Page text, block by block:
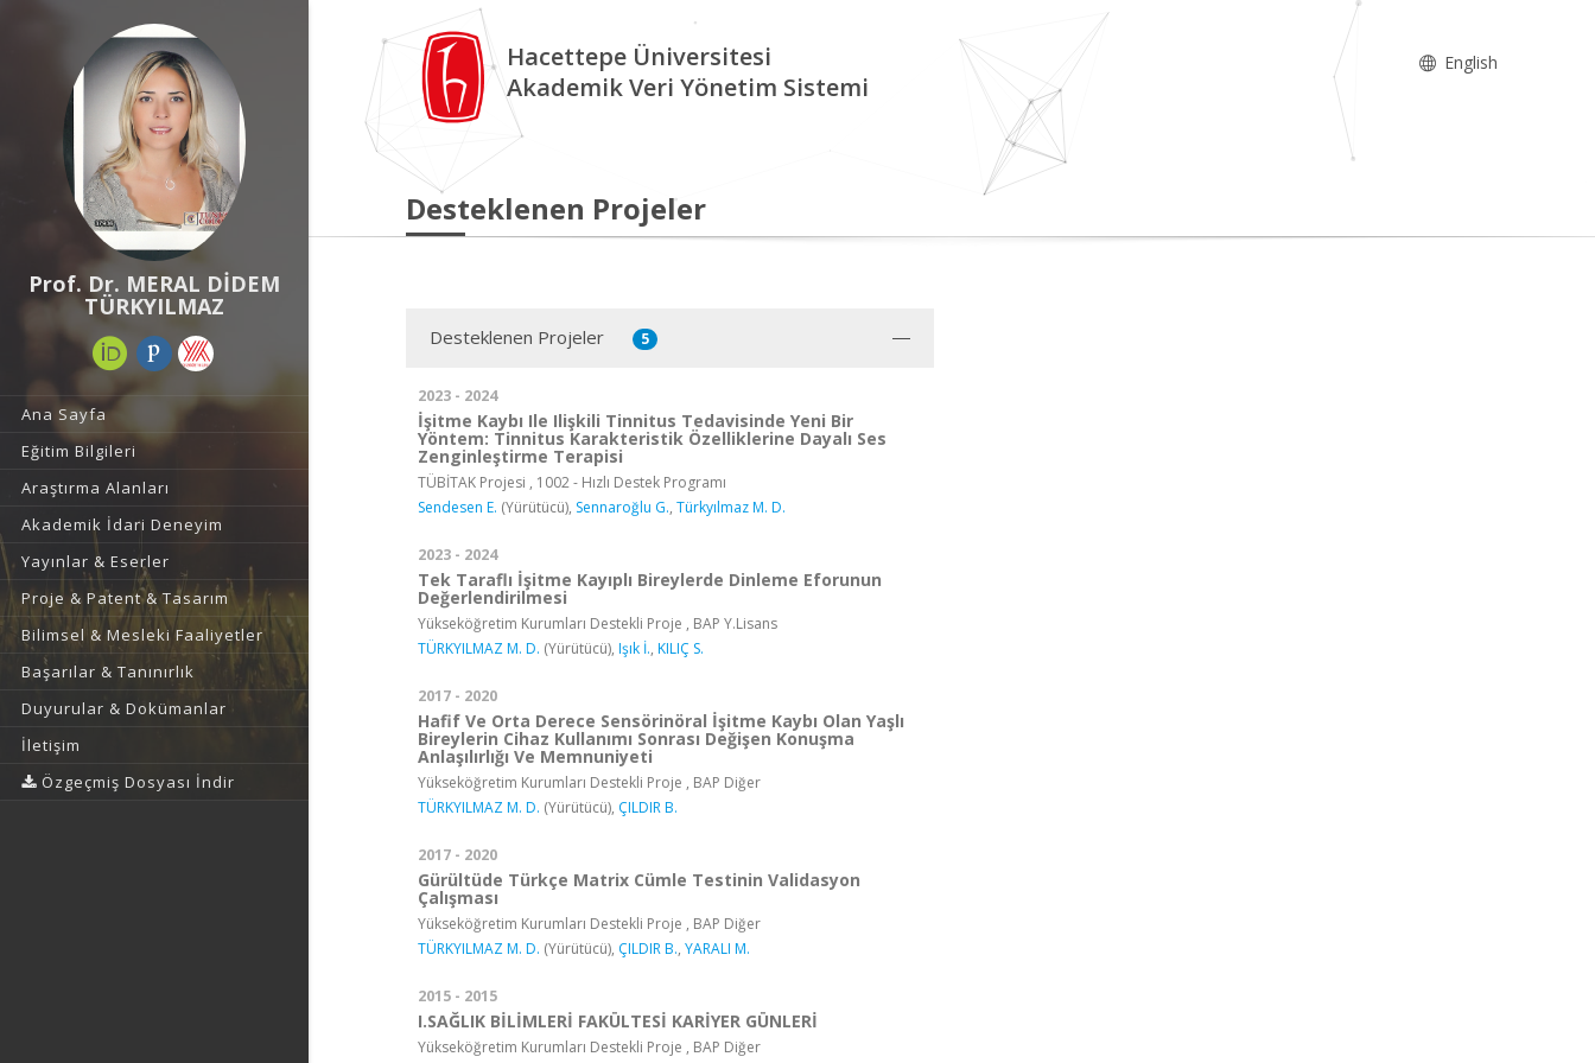
Prof. Dr. MERAL DİDEM
TÜRKYILMAZ
Ana Sayfa
Eğitim Bilgileri
Araştırma Alanları
Akademik İdari Deneyim
Yayınlar & Eserler
Proje & Patent & Tasarım
Bilimsel & Mesleki Faaliyetler
Başarılar & Tanınırlık
Duyurular & Dokümanlar
İletişim
Özgeçmiş Dosyası İndir
Hacettepe Üniversitesi
Akademik Veri Yönetim Sistemi
English
Desteklenen Projeler
Desteklenen Projeler 5
2023 - 2024
İşitme Kaybı Ile Ilişkili Tinnitus Tedavisinde Yeni Bir
Yöntem: Tinnitus Karakteristik Özelliklerine Dayalı Ses
Zenginleştirme Terapisi
TÜBİTAK Projesi , 1002 - Hızlı Destek Programı
Sendesen E. (Yürütücü), Sennaroğlu G., Türkyılmaz M. D.
2023 - 2024
Tek Taraflı İşitme Kayıplı Bireylerde Dinleme Eforunun
Değerlendirilmesi
Yükseköğretim Kurumları Destekli Proje , BAP Y.Lisans
TÜRKYILMAZ M. D. (Yürütücü), Işık İ., KILIÇ S.
2017 - 2020
Hafif Ve Orta Derece Sensörinöral İşitme Kaybı Olan Yaşlı
Bireylerin Cihaz Kullanımı Sonrası Değişen Konuşma
Anlaşılırlığı Ve Memnuniyeti
Yükseköğretim Kurumları Destekli Proje , BAP Diğer
TÜRKYILMAZ M. D. (Yürütücü), ÇILDIR B.
2017 - 2020
Gürültüde Türkçe Matrix Cümle Testinin Validasyon
Çalışması
Yükseköğretim Kurumları Destekli Proje , BAP Diğer
TÜRKYILMAZ M. D. (Yürütücü), ÇILDIR B., YARALI M.
2015 - 2015
I.SAĞLIK BİLİMLERİ FAKÜLTESİ KARİYER GÜNLERİ
Yükseköğretim Kurumları Destekli Proje , BAP Diğer